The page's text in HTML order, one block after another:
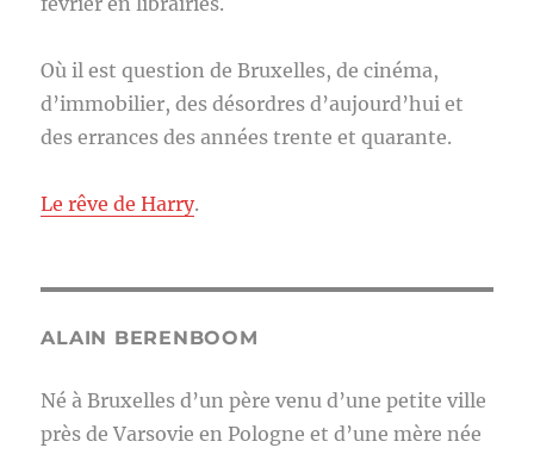
Où il est question de Bruxelles, de cinéma,
d’immobilier, des désordres d’aujourd’hui et
des errances des années trente et quarante.
Le rêve de Harry.
ALAIN BERENBOOM
Né à Bruxelles d’un père venu d’une petite ville
près de Varsovie en Pologne et d’une mère née